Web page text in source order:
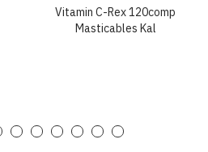
Vitamin C-Rex 120comp
Masticables Kal